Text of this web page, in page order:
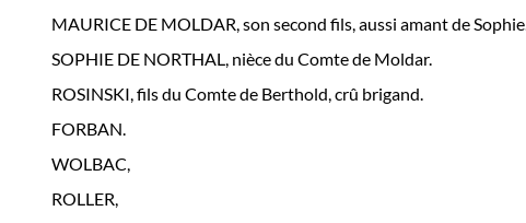
MAURICE DE MOLDAR, son second fils, aussi amant de Sophie.
SOPHIE DE NORTHAL, nièce du Comte de Moldar.
ROSINSKI, fils du Comte de Berthold, crû brigand.
FORBAN.
WOLBAC,
ROLLER,